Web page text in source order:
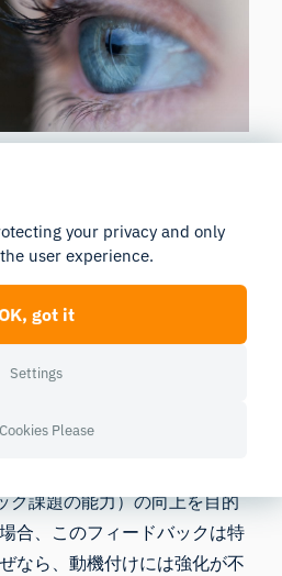
て外部の実験プラットフォ
と連携させることで行えま
内で実質的にあらゆる実験
タを容易に収集・同期させる
、課題の進捗状況に関するフ
ク課題の能力）の向上を目的
合、このフィードバックは特
なら、動機付けには強化が不
your privacy and only
user experience.
got it
Settings
Please